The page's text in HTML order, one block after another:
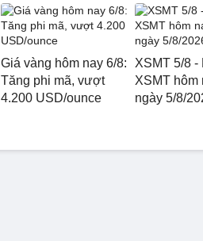
Giá vàng hôm nay 6/8:
Tăng phi mã, vượt
4.200 USD/ounce
XSMT 5/8 -
XSMT
ngày 5/8/